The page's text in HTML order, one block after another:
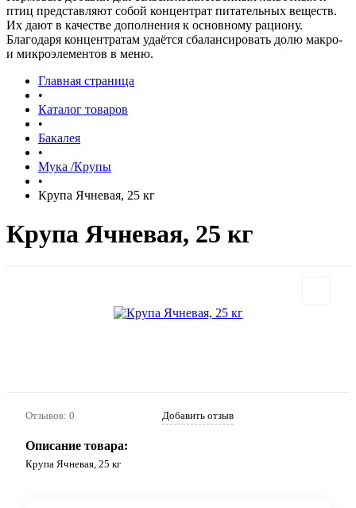
птиц представляют собой концентрат питательных веществ.
Их дают в качестве дополнения к основному рациону.
Благодаря концентратам удаётся сбалансировать долю макро-
и микроэлементов в меню.
Главная страница
•
Каталог товаров
•
Бакалея
•
Мука /Крупы
•
Крупа Ячневая, 25 кг
Крупа Ячневая, 25 кг
Отзывов: 0 Добавить отзыв
Описание товара:
Крупа Ячневая, 25 кг